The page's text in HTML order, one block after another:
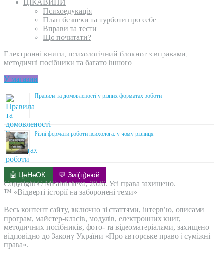
ЦІКАВИНИ
Психоедукація
План безпеки та турботи про себе
Вправи та тести
Що почитати?
Електронні книги, психологічний блокнот з вправами,
методичні посібники та багато іншого
У магазин
Правила та домовленості у різних форматах роботи
Різні формати роботи психолога: у чому різниця
🤖 ЦеНеОК 💬 Змі(ц)нюй
Copyright © MFabricheva, 2026. Усі права захищено.
™ «Відверті історії на заборонені теми»
Весь контент сайту, включно зі статтями, інтерв’ю, описами
програм, майстер-класів, модулів, електронних книг,
методичних посібників, фото- та відеоматеріалами, захищено
відповідно до Закону України «Про авторське право і суміжні
права».